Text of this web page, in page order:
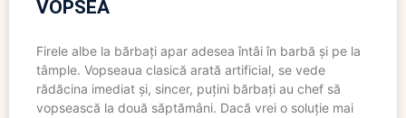
VOPSEA
Firele albe la bărbați apar adesea întâi în barbă și pe la
tâmple. Vopseaua clasică arată artificial, se vede
rădăcina imediat și, sincer, puțini bărbați au chef să
vopsească la două săptămâni. Dacă vrei o soluție mai